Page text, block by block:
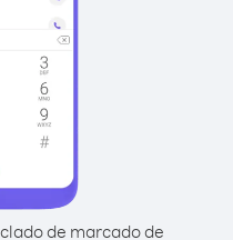
de marcado de